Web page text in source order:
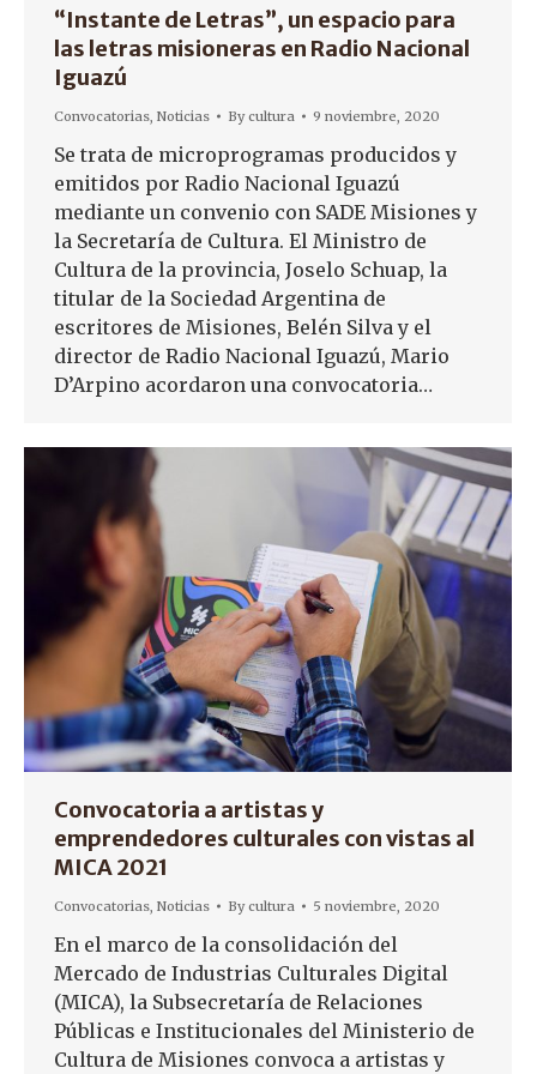
“Instante de Letras”, un espacio para
las letras misioneras en Radio Nacional
Iguazú
Convocatorias, Noticias Bycultura 9 noviembre, 2020
Se trata de microprogramas producidos y
emitidos por Radio Nacional Iguazú
mediante un convenio con SADE Misiones y
la Secretaría de Cultura. El Ministro de
Cultura de la provincia, Joselo Schuap, la
titular de la Sociedad Argentina de
escritores de Misiones, Belén Silva y el
director de Radio Nacional Iguazú, Mario
D’Arpino acordaron una convocatoria…
Convocatoria a artistas y
emprendedores culturales con vistas al
MICA 2021
Convocatorias, Noticias Bycultura 5 noviembre, 2020
En el marco de la consolidación del
Mercado de Industrias Culturales Digital
(MICA), la Subsecretaría de Relaciones
Públicas e Institucionales del Ministerio de
Cultura de Misiones convoca a artistas y